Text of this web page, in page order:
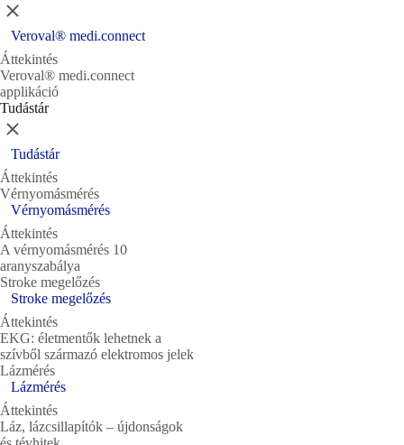
Bezárás
Veroval® medi.connect
Áttekintés
Veroval® medi.connect
applikáció
Tudástár
Bezárás
Tudástár
Áttekintés
Vérnyomásmérés
Vérnyomásmérés
Áttekintés
A vérnyomásmérés 10
aranyszabálya
Stroke megelőzés
Stroke megelőzés
Áttekintés
EKG: életmentők lehetnek a
szívből származó elektromos jelek
Lázmérés
Lázmérés
Áttekintés
Láz, lázcsillapítók – újdonságok